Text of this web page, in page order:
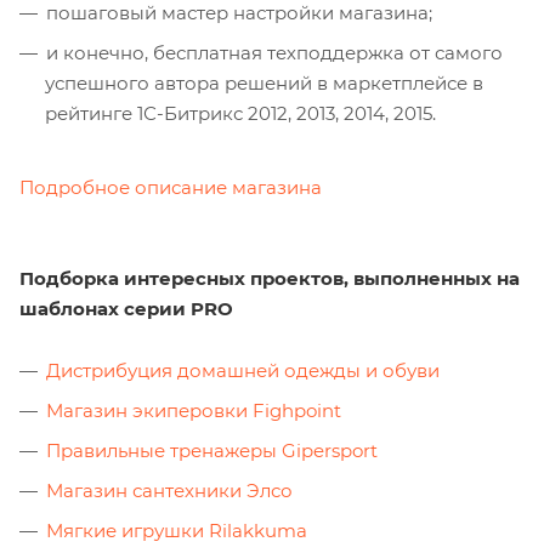
пошаговый мастер настройки магазина;
и конечно, бесплатная техподдержка от самого
успешного автора решений в маркетплейсе в
рейтинге 1С-Битрикс 2012, 2013, 2014, 2015.
Подробное описание магазина
Подборка интересных проектов, выполненных на
шаблонах серии PRO
Дистрибуция домашней одежды и обуви
Магазин экиперовки Fighpoint
Правильные тренажеры Gipersport
Магазин сантехники Элсо
Мягкие игрушки Rilakkuma